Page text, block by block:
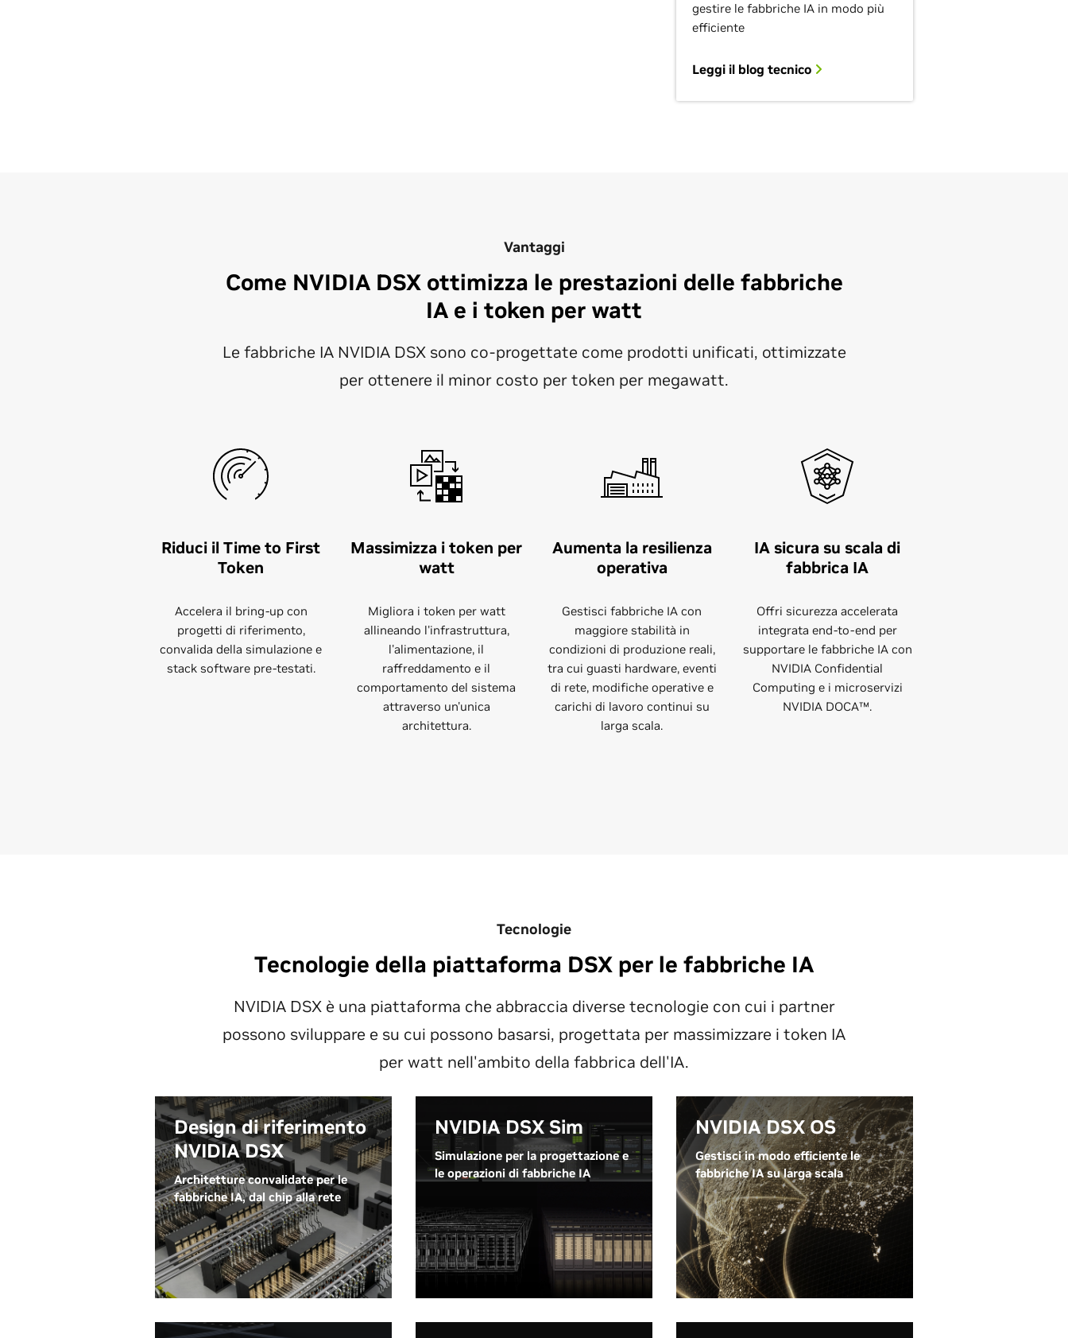
gestire le fabbriche IA in modo più
efficiente
Leggi il blog tecnico
Vantaggi
Come NVIDIA DSX ottimizza le prestazioni delle fabbriche
IA e i token per watt
Le fabbriche IA NVIDIA DSX sono co-progettate come prodotti unificati, ottimizzate
per ottenere il minor costo per token per megawatt.
Riduci il Time to First
Token
Accelera il bring-up con
progetti di riferimento,
convalida della simulazione e
stack software pre-testati.
Massimizza i token per
watt
Migliora i token per watt
allineando l'infrastruttura,
l'alimentazione, il
raffreddamento e il
comportamento del sistema
attraverso un'unica
architettura.
Aumenta la resilienza
operativa
Gestisci fabbriche IA con
maggiore stabilità in
condizioni di produzione reali,
tra cui guasti hardware, eventi
di rete, modifiche operative e
carichi di lavoro continui su
larga scala.
IA sicura su scala di
fabbrica IA
Offri sicurezza accelerata
integrata end-to-end per
supportare le fabbriche IA con
NVIDIA Confidential
Computing e i microservizi
NVIDIA DOCA™.
Tecnologie
Tecnologie della piattaforma DSX per le fabbriche IA
NVIDIA DSX è una piattaforma che abbraccia diverse tecnologie con cui i partner
possono sviluppare e su cui possono basarsi, progettata per massimizzare i token IA
per watt nell'ambito della fabbrica dell'IA.
Design di riferimento
NVIDIA DSX
Architetture convalidate per le
fabbriche IA, dal chip alla rete
Le architetture di fabbrica IA
convalidate e specifiche per la
generazione di NVIDIA DSX
Reference Design coprono
infrastruttura delle strutture e
NVIDIA DSX Sim
Simulazione per la progettazione e
le operazioni di fabbriche IA
di tecnologie di simulazione e
strumenti dell'ecosistema di
partner che insieme consentono
fabbriche IA di progettare,
convalidare e gestire fabbriche IA
NVIDIA DSX OS
Gestisci in modo efficiente le
fabbriche IA su larga scala
NVIDIA DSX OS™ è il livello
operativo all'interno del più
ampio portfolio DSX. Fornisce
software open source modulare
per la gestione del ciclo di vita, la
coerenza del runtime,
l'automazione dello stato del